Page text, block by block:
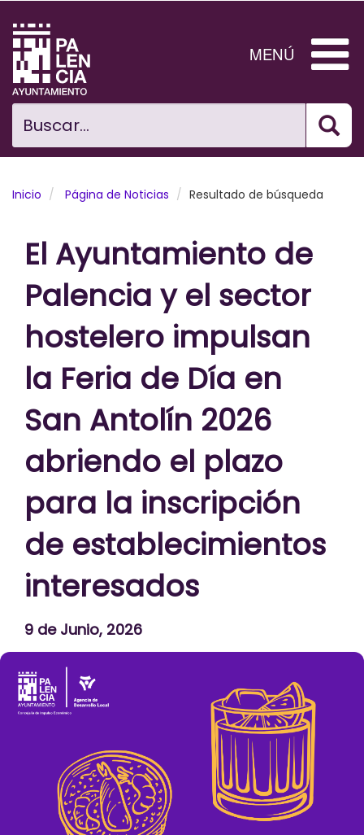
contenido
principal
Buscar...
MENÚ
Ciudad
El Ayuntamiento
Noticias
Areas municipales
Tramita
Inicio Página de Noticias Resultado de búsqueda
El Ayuntamiento de
Palencia y el sector
hostelero impulsan
la Feria de Día en
San Antolín 2026
abriendo el plazo
para la inscripción
de establecimientos
interesados
9 de Junio, 2026